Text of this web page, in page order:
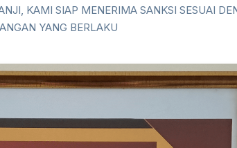
KAMI SIAP MENERIMA SANKSI SESUAI
YANG BERLAKU